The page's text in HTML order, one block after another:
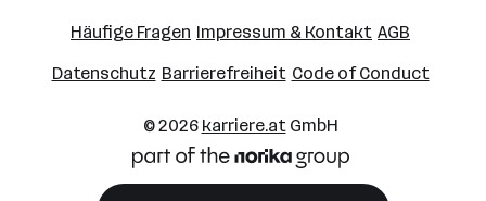
Häufige Fragen Impressum & Kontakt AGB
Datenschutz Barrierefreiheit Code of Conduct
© 2026 karriere.atGmbH